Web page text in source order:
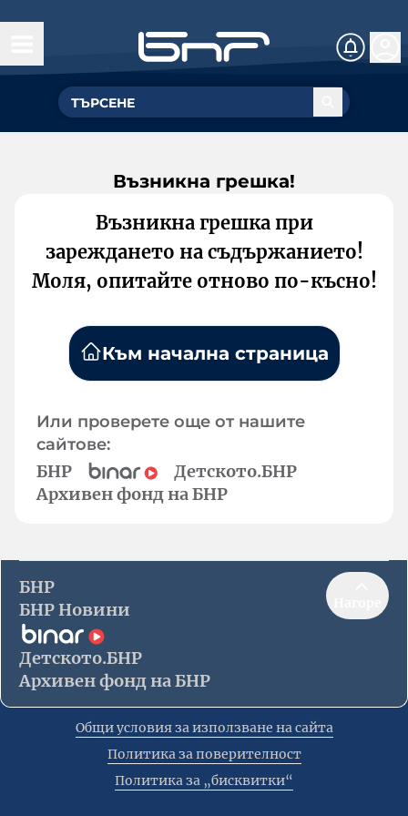
Възникна грешка!
Възникна грешка при
зареждането на съдържанието!
Моля, опитайте отново по-късно!
Към начална страница
Или проверете още от нашите
сайтове:
БНР
Детското.БНР
Архивен фонд на БНР
БНР
БНР Новини
Детското.БНР
Архивен фонд на БНР
Общи условия за използване на сайта
Политика за поверителност
Политика за „бисквитки“